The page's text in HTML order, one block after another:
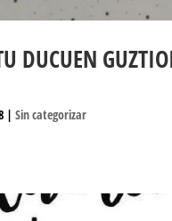
DUCUEN
|Sin categorizar